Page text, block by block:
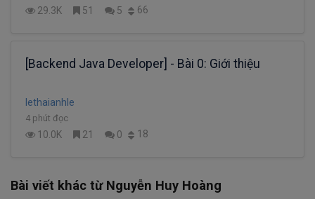
29.3K 51 5 66
[Backend Java Developer] - Bài 0: Giới thiệu
lethaianhle
4 phút đọc
10.0K 21 0 18
Bài viết khác từ Nguyễn Huy Hoàng